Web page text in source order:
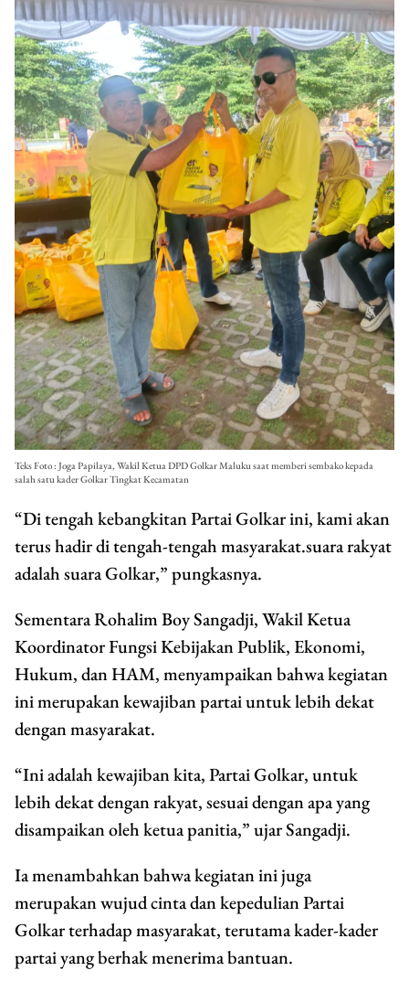
Teks Foto : Joga Papilaya, Wakil Ketua DPD Golkar Maluku saat memberi sembako kepada
salah satu kader Golkar Tingkat Kecamatan
“Di tengah kebangkitan Partai Golkar ini, kami akan
terus hadir di tengah-tengah masyarakat.suara rakyat
adalah suara Golkar,” pungkasnya.
Sementara Rohalim Boy Sangadji, Wakil Ketua
Koordinator Fungsi Kebijakan Publik, Ekonomi,
Hukum, dan HAM, menyampaikan bahwa kegiatan
ini merupakan kewajiban partai untuk lebih dekat
dengan masyarakat.
“Ini adalah kewajiban kita, Partai Golkar, untuk
lebih dekat dengan rakyat, sesuai dengan apa yang
disampaikan oleh ketua panitia,” ujar Sangadji.
Ia menambahkan bahwa kegiatan ini juga
merupakan wujud cinta dan kepedulian Partai
Golkar terhadap masyarakat, terutama kader-kader
partai yang berhak menerima bantuan.